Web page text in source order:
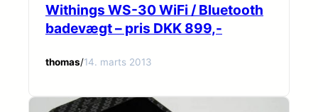
Withings WS-30 WiFi / Bluetooth
badevægt – pris DKK 899,-
thomas/14. marts 2013